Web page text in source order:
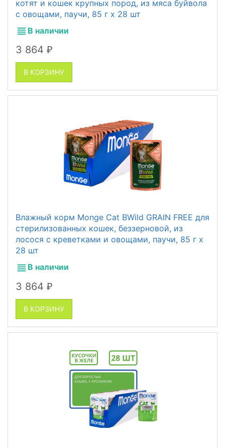
котят и кошек крупных пород, из мяса буйвола
с овощами, паучи, 85 г x 28 шт
В наличии
3 864 ₽
В КОРЗИНУ
Влажный корм Monge Cat BWild GRAIN FREE для
стерилизованных кошек, беззерновой, из
лосося с креветками и овощами, паучи, 85 г x
28 шт
В наличии
3 864 ₽
В КОРЗИНУ